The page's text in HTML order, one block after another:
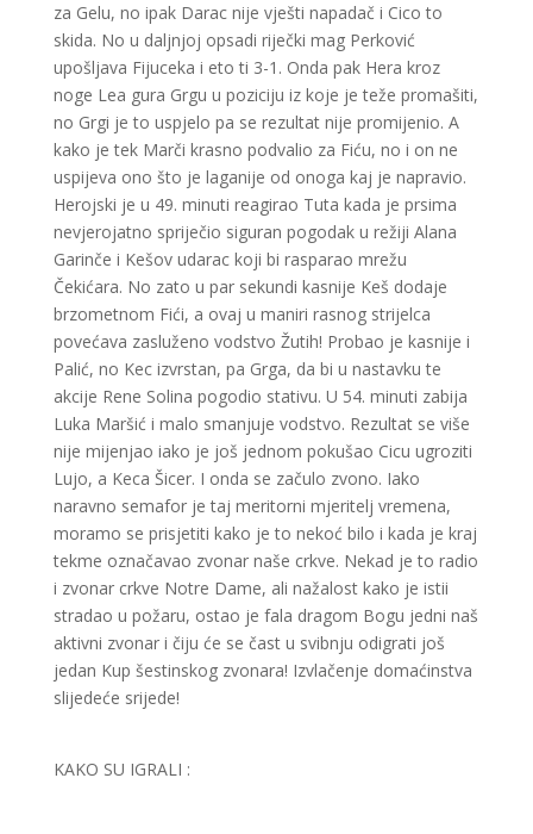
za Gelu, no ipak Darac nije vješti napadač i Cico to
skida. No u daljnjoj opsadi riječki mag Perković
upošljava Fijuceka i eto ti 3-1. Onda pak Hera kroz
noge Lea gura Grgu u poziciju iz koje je teže promašiti,
no Grgi je to uspjelo pa se rezultat nije promijenio. A
kako je tek Marči krasno podvalio za Fiću, no i on ne
uspijeva ono što je laganije od onoga kaj je napravio.
Herojski je u 49. minuti reagirao Tuta kada je prsima
nevjerojatno spriječio siguran pogodak u režiji Alana
Garinče i Kešov udarac koji bi rasparao mrežu
Čekićara. No zato u par sekundi kasnije Keš dodaje
brzometnom Fići, a ovaj u maniri rasnog strijelca
povećava zasluženo vodstvo Žutih! Probao je kasnije i
Palić, no Kec izvrstan, pa Grga, da bi u nastavku te
akcije Rene Solina pogodio stativu. U 54. minuti zabija
Luka Maršić i malo smanjuje vodstvo. Rezultat se više
nije mijenjao iako je još jednom pokušao Cicu ugroziti
Lujo, a Keca Šicer. I onda se začulo zvono. Iako
naravno semafor je taj meritorni mjeritelj vremena,
moramo se prisjetiti kako je to nekoć bilo i kada je kraj
tekme označavao zvonar naše crkve. Nekad je to radio
i zvonar crkve Notre Dame, ali nažalost kako je istii
stradao u požaru, ostao je fala dragom Bogu jedni naš
aktivni zvonar i čiju će se čast u svibnju odigrati još
jedan Kup šestinskog zvonara! Izvlačenje domaćinstva
slijedeće srijede!
KAKO SU IGRALI :